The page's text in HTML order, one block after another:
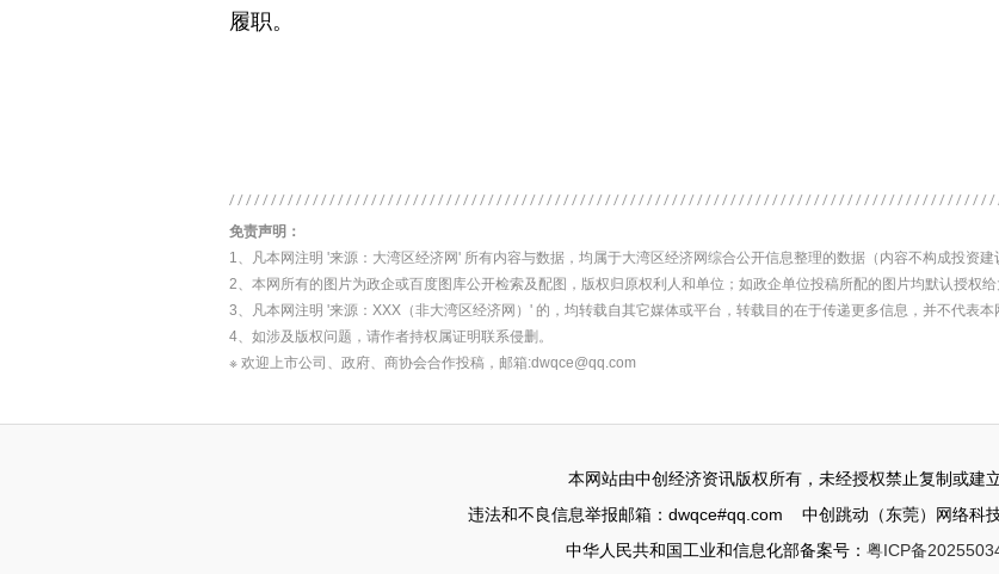
履职。
免责声明：
1、凡本网注明 '来源：大湾区经济网' 所有内容与数据，均属于大湾区经济网综合公开信息整理的数据（内容不构成投资
2、本网所有的图片为政企或百度图库公开检索及配图，版权归原权利人和单位；如政企单位投稿所配的图片均默认授权
3、凡本网注明 '来源：XXX（非大湾区经济网）' 的，均转载自其它媒体或平台，转载目的在于传递更多信息，并不代表本
4、如涉及版权问题，请作者持权属证明联系侵删。
※ 欢迎上市公司、政府、商协会合作投稿，邮箱:dwqce@qq.com
本网站由中创经济资讯版权所有，未经授权禁止复制或建
违法和不良信息举报邮箱：dwqce#qq.com 中创跳动（东莞）网络科
中华人民共和国工业和信息化部备案号： 粤ICP备